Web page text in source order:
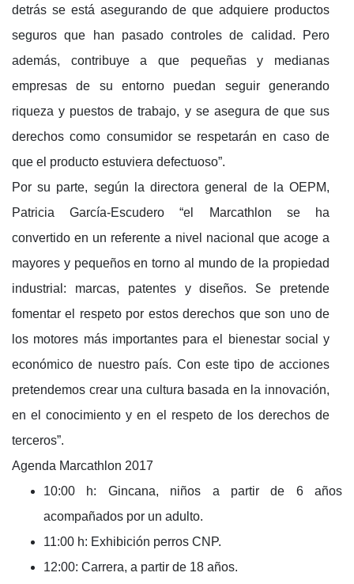
detrás se está asegurando de que adquiere productos
seguros que han pasado controles de calidad. Pero
además, contribuye a que pequeñas y medianas
empresas de su entorno puedan seguir generando
riqueza y puestos de trabajo, y se asegura de que sus
derechos como consumidor se respetarán en caso de
que el producto estuviera defectuoso”.
Por su parte, según la directora general de la OEPM,
Patricia García-Escudero “el Marcathlon se ha
convertido en un referente a nivel nacional que acoge a
mayores y pequeños en torno al mundo de la propiedad
industrial: marcas, patentes y diseños. Se pretende
fomentar el respeto por estos derechos que son uno de
los motores más importantes para el bienestar social y
económico de nuestro país. Con este tipo de acciones
pretendemos crear una cultura basada en la innovación,
en el conocimiento y en el respeto de los derechos de
terceros”.
Agenda Marcathlon 2017
10:00 h: Gincana, niños a partir de 6 años
acompañados por un adulto.
11:00 h: Exhibición perros CNP.
12:00: Carrera, a partir de 18 años.